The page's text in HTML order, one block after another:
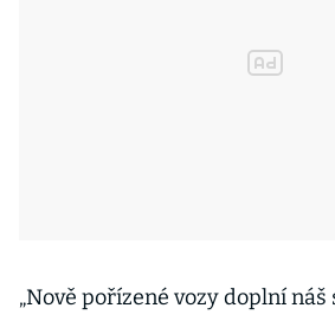
„Nově pořízené vozy doplní